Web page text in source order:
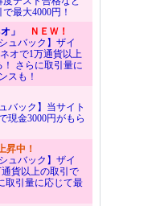
最大4000円！
」
ＮＥＷ！
ュバック】ザイ
オで1万通貨以上
！ さらに取引量に
スも！
バック】当サイト
現金3000円がもら
昇中！
ュバック】ザイ
貨以上の取引で
取引量に応じて最